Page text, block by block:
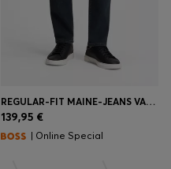
REGULAR-FIT MAINE-JEANS VAN BLAUW SUPERSTRETCHDENIM
139,95 €
| Online Special